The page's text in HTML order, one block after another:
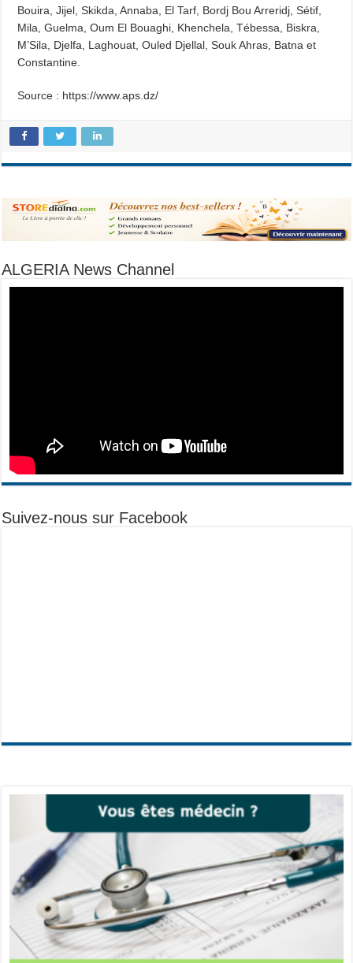
Bouira, Jijel, Skikda, Annaba, El Tarf, Bordj Bou Arreridj, Sétif,
Mila, Guelma, Oum El Bouaghi, Khenchela, Tébessa, Biskra,
M’Sila, Djelfa, Laghouat, Ouled Djellal, Souk Ahras, Batna et
Constantine.
Source : https://www.aps.dz/
ALGERIA News Channel
Suivez-nous sur Facebook